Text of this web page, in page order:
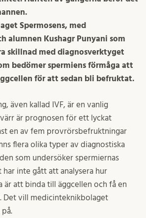
Spermosens, med
alumnen Kushagr Punyani som
skillnad med diagnosverktyget
bedömer spermiens förmåga att
för att sedan bli befruktat.
även kallad IVF, är en vanlig
är prognosen för ett lyckat
en av fem provrörsbefruktningar
flera olika typer av diagnostiska
som undersöker spermiernas
inte gått att analysera hur
är att binda till äggcellen och få en
Det vill medicinteknikbolaget
på.